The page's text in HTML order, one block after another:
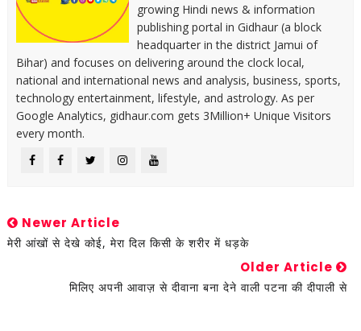
growing Hindi news & information
publishing portal in Gidhaur (a block
headquarter in the district Jamui of
Bihar) and focuses on delivering around the clock local,
national and international news and analysis, business, sports,
technology entertainment, lifestyle, and astrology. As per
Google Analytics, gidhaur.com gets 3Million+ Unique Visitors
every month.
Newer Article
मेरी आंखों से देखे कोई, मेरा दिल किसी के शरीर में धड़के
Older Article
मिलिए अपनी आवाज़ से दीवाना बना देने वाली पटना की दीपाली से